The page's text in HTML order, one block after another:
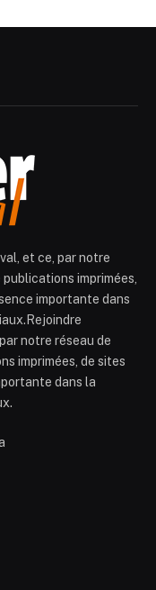
et ce, par notre
imprimées,
importante dans
notre réseau de
imprimées, de sites
dans la